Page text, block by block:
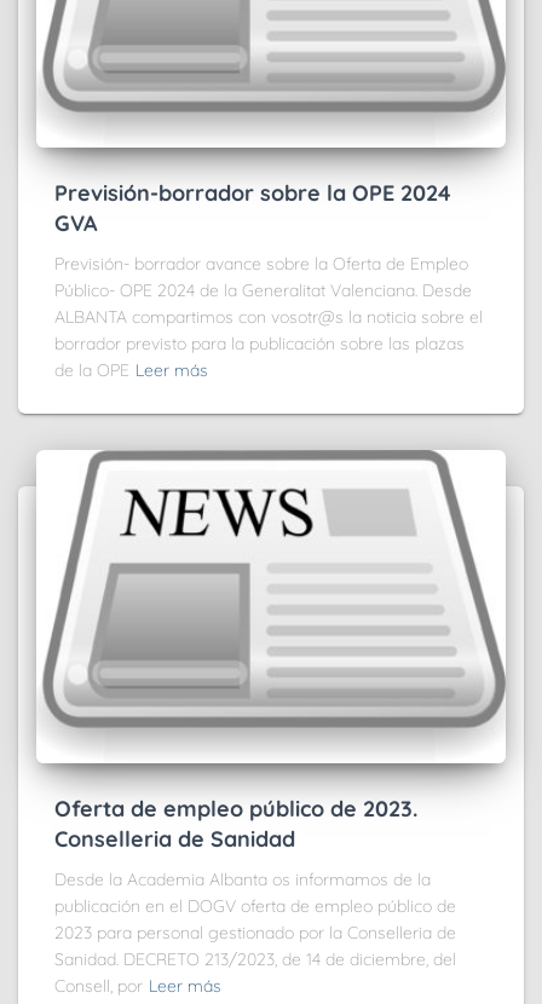
Previsión-borrador sobre la OPE 2024
GVA
Previsión- borrador avance sobre la Oferta de Empleo
Público- OPE 2024 de la Generalitat Valenciana. Desde
ALBANTA compartimos con vosotr@s la noticia sobre el
borrador previsto para la publicación sobre las plazas
de la OPE Leer más
Oferta de empleo público de 2023.
Conselleria de Sanidad
Desde la Academia Albanta os informamos de la
publicación en el DOGV oferta de empleo público de
2023 para personal gestionado por la Conselleria de
Sanidad. DECRETO 213/2023, de 14 de diciembre, del
Consell, por Leer más